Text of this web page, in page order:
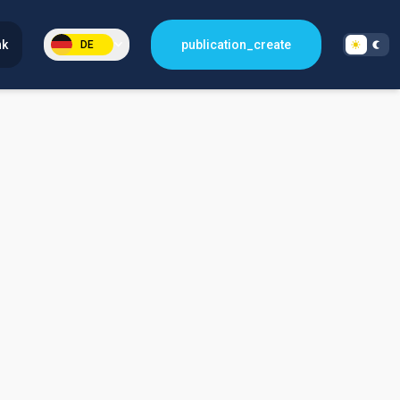
DE publication_create